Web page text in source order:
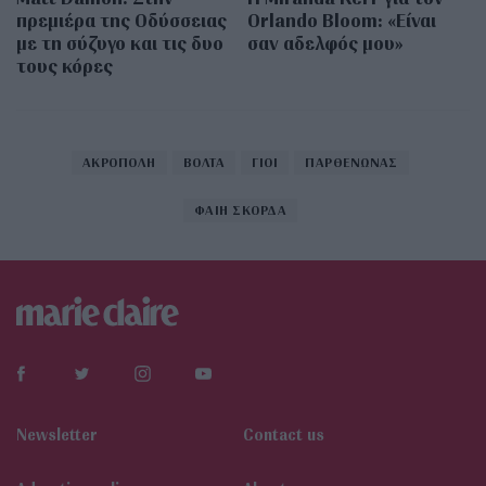
πρεμιέρα της Οδύσσειας
με τη σύζυγο και τις δυο
τους κόρες
Orlando Bloom: «Είναι
σαν αδελφός μου»
ΑΚΡΟΠΟΛΗ ΒΟΛΤΑ ΓΙΟΙ ΠΑΡΘΕΝΩΝΑΣ
ΦΑΙΗ ΣΚΟΡΔΑ
Newsletter Contact us